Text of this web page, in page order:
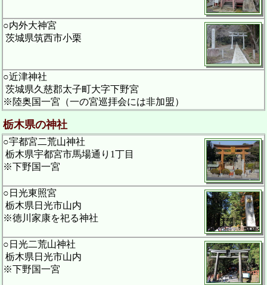
○内外大神宮
茨城県筑西市小栗
○近津神社
茨城県久慈郡太子町大字下野宮
※陸奥国一宮（一の宮巡拝会には非加盟）
栃木県の神社
○宇都宮二荒山神社
栃木県宇都宮市馬場通り1丁目
※下野国一宮
○日光東照宮
栃木県日光市山内
※徳川家康を祀る神社
○日光二荒山神社
栃木県日光市山内
※下野国一宮